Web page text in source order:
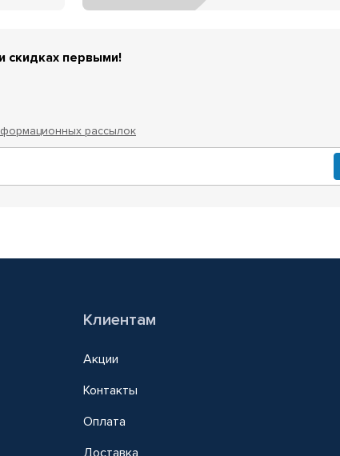
скидках первыми!
рассылок
Клиентам
Акции
Контакты
Оплата
Доставка